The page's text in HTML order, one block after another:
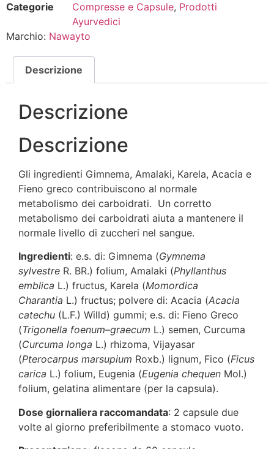
Categorie Compresse e Capsule, Prodotti
Ayurvedici
Marchio: Nawayto
Descrizione
Descrizione
Descrizione
Gli ingredienti Gimnema, Amalaki, Karela, Acacia e
Fieno greco contribuiscono al normale
metabolismo dei carboidrati. Un corretto
metabolismo dei carboidrati aiuta a mantenere il
normale livello di zuccheri nel sangue.
Ingredienti: e.s. di: Gimnema (Gymnema
sylvestre R. BR.) folium, Amalaki (Phyllanthus
emblica L.) fructus, Karela (Momordica
Charantia L.) fructus; polvere di: Acacia (Acacia
catechu (L.F.) Willd) gummi; e.s. di: Fieno Greco
(Trigonella foenum–graecum L.) semen, Curcuma
(Curcuma longa L.) rhizoma, Vijayasar
(Pterocarpus marsupium Roxb.) lignum, Fico (Ficus
carica L.) folium, Eugenia (Eugenia chequen Mol.)
folium, gelatina alimentare (per la capsula).
Dose giornaliera raccomandata: 2 capsule due
volte al giorno preferibilmente a stomaco vuoto.